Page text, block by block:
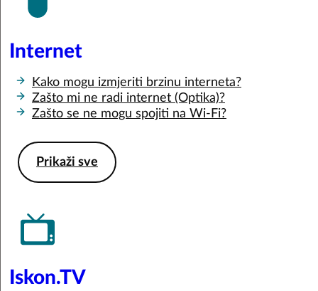
Internet
Kako mogu izmjeriti brzinu interneta?
Zašto mi ne radi internet (Optika)?
Zašto se ne mogu spojiti na Wi-Fi?
Prikaži sve
Iskon.TV